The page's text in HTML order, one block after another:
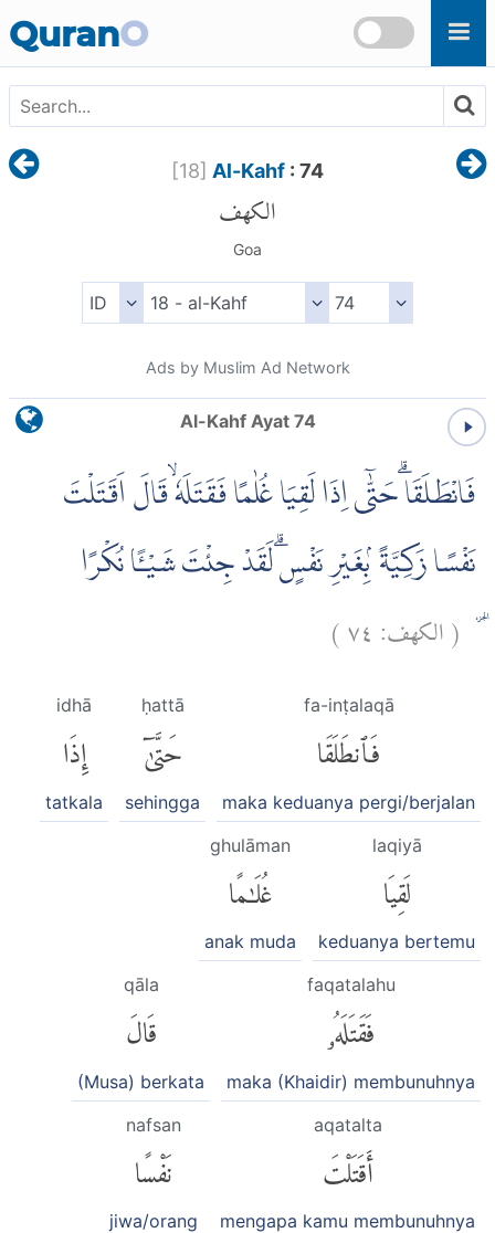
QuranO
[18] Al-Kahf: 74
الكهف
Goa
Ads by Muslim Ad Network
Al-Kahf Ayat 74
فَانْطَلَقَا ۗحَتّٰٓى اِذَا لَقِيَا غُلٰمًا فَقَتَلَهٗ ۙقَالَ اَقَتَلْتَ
نَفْسًا زَكِيَّةً؈ۢبِغَيْرِ نَفْسٍۗ لَقَدْ جِئْتَ شَيْـًٔا نُكْرًا
(الكهف: ٧٤)
fa-inṭalaqā
فَٱنطَلَقَا
maka keduanya pergi/berjalan
ḥattā
حَتَّىٰٓ
sehingga
idhā
إِذَا
tatkala
laqiyā
لَقِيَا
keduanya bertemu
ghulāman
غُلَٰمًا
anak muda
faqatalahu
فَقَتَلَهُۥ
maka (Khaidir) membunuhnya
qāla
قَالَ
(Musa) berkata
aqatalta
أَقَتَلْتَ
mengapa kamu membunuhnya
nafsan
نَفْسًا
jiwa/orang